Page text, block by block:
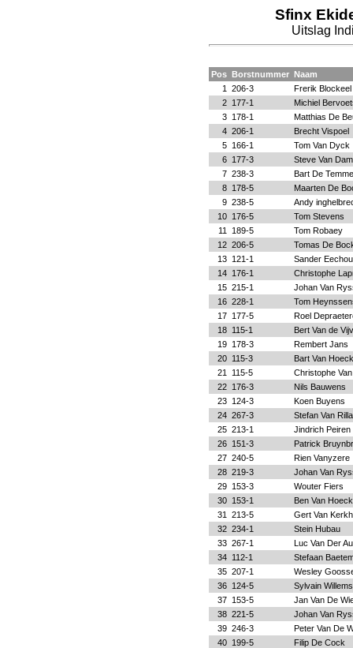
Sfinx
Uitslag
Pos Borstnummer Naam
1
206-3
Frerik Blockeel
2
177-1
Michiel
3
178-1
Matthias De
4 206-1
Brecht Vispoel
5
166-1
Tom Van Dyck
6
177-3
Steve Van
7 238-3
Bart De
8
178-5
Maarten De
9 238-5
Andy
10
176-5
Tom Stevens
11
189-5
Tom Robaey
12 206-5
Tomas De
13
121-1
Sander
14
176-1
Christophe
15 215-1
Johan Van
16 228-1
Tom
17
177-5
Roel
18
115-1
Bert Van de
19
178-3
Rembert Jans
20
115-3
Bart Van
21
115-5
Christophe
22
176-3
Nils Bauwens
23
124-3
Koen Buyens
24 267-3
Stefan Van
25 213-1
Jindrich Peiren
26
151-3
Patrick
27 240-5
Rien Vanyzere
28 219-3
Johan Van
29
153-3
Wouter Fiers
30
153-1
Ben Van
31
213-5
Gert Van
32 234-1
Stein Hubau
33 267-1
Luc Van Der
34
112-1
Stefaan
35 207-1
Wesley
36
124-5
Sylvain Willems
37
153-5
Jan Van De
38 221-5
Johan Van
39 246-3
Peter Van De
40
199-5
Filip De Cock